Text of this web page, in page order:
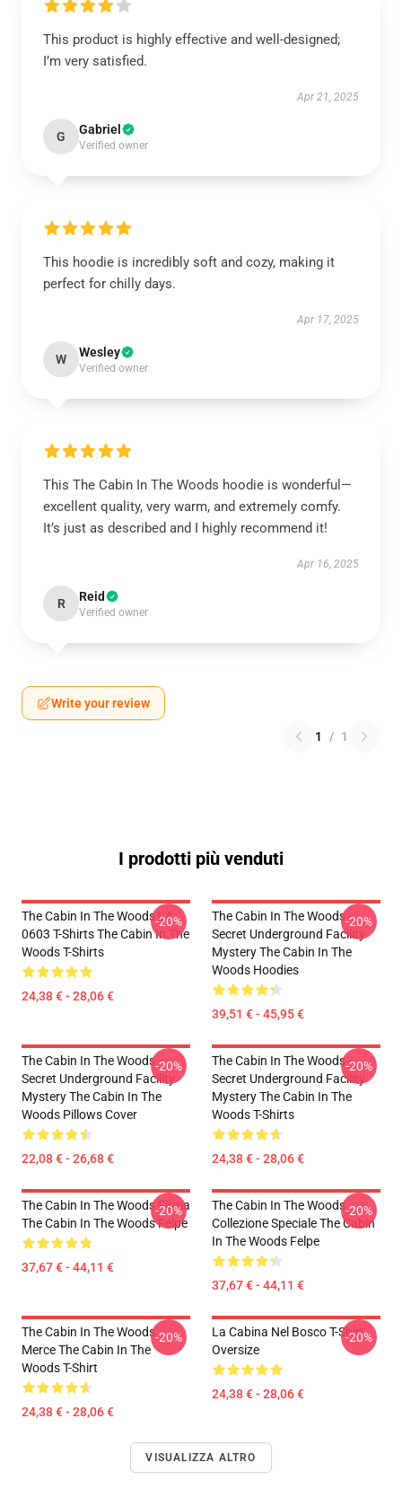
This product is highly effective and well-designed;
I’m very satisfied.
Apr 21, 2025
G Gabriel
Verified owner
This hoodie is incredibly soft and cozy, making it
perfect for chilly days.
Apr 17, 2025
W Wesley
Verified owner
This The Cabin In The Woods hoodie is wonderful—
excellent quality, very warm, and extremely comfy.
It’s just as described and I highly recommend it!
Apr 16, 2025
R Reid
Verified owner
Write your review
1 / 1
I prodotti più venduti
The Cabin In The Woods LA
0603 T-Shirts The Cabin In The
Woods T-Shirts
24,38 € - 28,06 €
-20%
The Cabin In The Woods -
Secret Underground Facility
Mystery The Cabin In The
Woods Hoodies
39,51 € - 45,95 €
-20%
The Cabin In The Woods -
Secret Underground Facility
Mystery The Cabin In The
Woods Pillows Cover
22,08 € - 26,68 €
-20%
The Cabin In The Woods -
Secret Underground Facility
Mystery The Cabin In The
Woods T-Shirts
24,38 € - 28,06 €
-20%
The Cabin In The Woods Firma
The Cabin In The Woods Felpe
37,67 € - 44,11 €
-20%
The Cabin In The Woods
Collezione Speciale The Cabin
In The Woods Felpe
37,67 € - 44,11 €
-20%
The Cabin In The Woods
Merce The Cabin In The
Woods T-Shirt
24,38 € - 28,06 €
-20%
La Cabina Nel Bosco T-Shirt
Oversize
24,38 € - 28,06 €
-20%
VISUALIZZA ALTRO